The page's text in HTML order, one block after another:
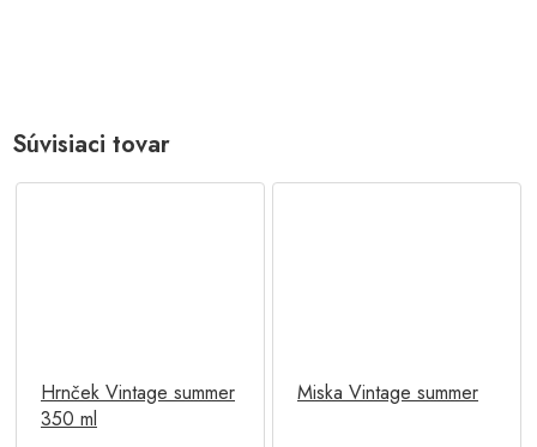
Súvisiaci tovar
Hrnček Vintage summer
350 ml
Miska Vintage summer